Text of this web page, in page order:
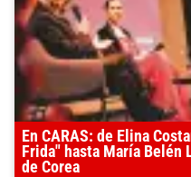
En CARAS: de Elina
Frida" hasta María Belén
de Corea